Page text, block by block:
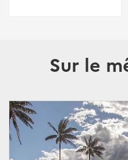
Sur le